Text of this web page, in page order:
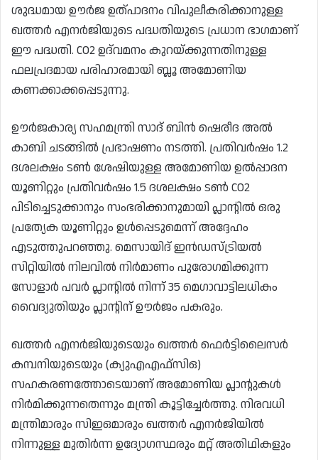
ശുദ്ധമായ ഊർജ ഉത്പാദനം വിപുലീകരിക്കാനുള്ള
ഖത്തർ എനർജിയുടെ പദ്ധതിയുടെ പ്രധാന ഭാഗമാണ്
ഈ പദ്ധതി. CO2 ഉദ്‌വമനം കുറയ്ക്കുന്നതിനുള്ള
ഫലപ്രദമായ പരിഹാരമായി ബ്ലൂ അമോണിയ
കണക്കാക്കപ്പെടുന്നു.
ഊർജകാര്യ സഹമന്ത്രി സാദ് ബിൻ ഷെരീദ അൽ
കാബി ചടങ്ങിൽ പ്രഭാഷണം നടത്തി. പ്രതിവർഷം 1.2
ദശലക്ഷം ടൺ ശേഷിയുള്ള അമോണിയ ഉൽപ്പാദന
യൂണിറ്റും പ്രതിവർഷം 1.5 ദശലക്ഷം ടൺ CO2
പിടിച്ചെടുക്കാനും സംഭരിക്കാനുമായി പ്ലാൻ്റിൽ ഒരു
പ്രത്യേക യൂണിറ്റും ഉൾപ്പെടുമെന്ന് അദ്ദേഹം
എടുത്തുപറഞ്ഞു. മെസായിദ് ഇൻഡസ്‌ട്രിയൽ
സിറ്റിയിൽ നിലവിൽ നിർമാണം പുരോഗമിക്കുന്ന
സോളാർ പവർ പ്ലാൻ്റിൽ നിന്ന് 35 മെഗാവാട്ടിലധികം
വൈദ്യുതിയും പ്ലാൻ്റിന് ഊർജം പകരും.
ഖത്തർ എനർജിയുടെയും ഖത്തർ ഫെർട്ടിലൈസർ
കമ്പനിയുടെയും (ക്യുഎഎഫ്‌സിഒ)
സഹകരണത്തോടെയാണ് അമോണിയ പ്ലാൻ്റുകൾ
നിർമിക്കുന്നതെന്നും മന്ത്രി കൂട്ടിച്ചേർത്തു. നിരവധി
മന്ത്രിമാരും സിഇഒമാരും ഖത്തർ എനർജിയിൽ
നിന്നുള്ള മുതിർന്ന ഉദ്യോഗസ്ഥരും മറ്റ് അതിഥികളും